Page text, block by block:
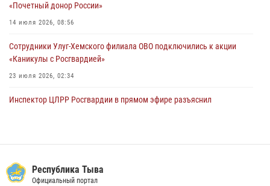
«Почетный донор России»
14 июля 2026, 08:56
Сотрудники Улуг-Хемского филиала ОВО подключились к акции
«Каникулы с Росгвардией»
23 июля 2026, 02:34
Инспектор ЦЛРР Росгвардии в прямом эфире разъяснил
Спортсмены Росгвардии стали победителями и призерами
Чемпионата по лёгкой атлетике Наадым-2026
Республика Тыва
Официальный портал